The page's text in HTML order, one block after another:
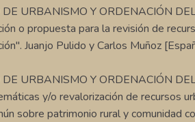
URBANISMO Y ORDENACIÓN
o propuesta para la revisión de
Juanjo Pulido y Carlos Muñoz
URBANISMO Y ORDENACIÓN
y/o revalorización de recursos
sobre patrimonio rural y comunidad